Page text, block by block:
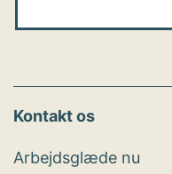
Kontakt os
Arbejdsglæde nu